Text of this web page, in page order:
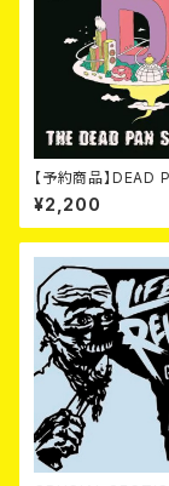
【予約商品】DEAD
ERS / New Life
日発売】
¥2,200